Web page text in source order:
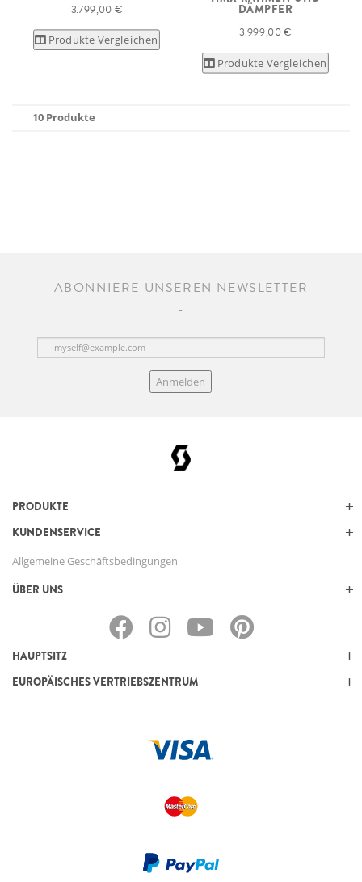
3.799,00 €
Produkte Vergleichen
DÄMPFER
3.999,00 €
Produkte Vergleichen
10 Produkte
ABONNIERE UNSEREN NEWSLETTER
Anmelden
PRODUKTE
KUNDENSERVICE
Allgemeine Geschäftsbedingungen
ÜBER UNS
HAUPTSITZ
EUROPÄISCHES VERTRIEBSZENTRUM